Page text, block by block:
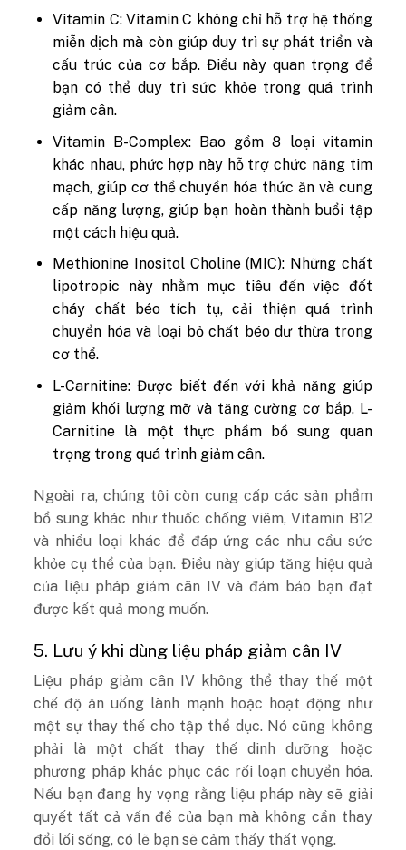
Vitamin C: Vitamin C không chỉ hỗ trợ hệ thống
miễn dịch mà còn giúp duy trì sự phát triển và
cấu trúc của cơ bắp. Điều này quan trọng để
bạn có thể duy trì sức khỏe trong quá trình
giảm cân.
Vitamin B-Complex: Bao gồm 8 loại vitamin
khác nhau, phức hợp này hỗ trợ chức năng tim
mạch, giúp cơ thể chuyển hóa thức ăn và cung
cấp năng lượng, giúp bạn hoàn thành buổi tập
một cách hiệu quả.
Methionine Inositol Choline (MIC): Những chất
lipotropic này nhằm mục tiêu đến việc đốt
cháy chất béo tích tụ, cải thiện quá trình
chuyển hóa và loại bỏ chất béo dư thừa trong
cơ thể.
L-Carnitine: Được biết đến với khả năng giúp
giảm khối lượng mỡ và tăng cường cơ bắp, L-
Carnitine là một thực phẩm bổ sung quan
trọng trong quá trình giảm cân.
Ngoài ra, chúng tôi còn cung cấp các sản phẩm
bổ sung khác như thuốc chống viêm, Vitamin B12
và nhiều loại khác để đáp ứng các nhu cầu sức
khỏe cụ thể của bạn. Điều này giúp tăng hiệu quả
của liệu pháp giảm cân IV và đảm bảo bạn đạt
được kết quả mong muốn.
5. Lưu ý khi dùng liệu pháp giảm cân IV
Liệu pháp giảm cân IV không thể thay thế một
chế độ ăn uống lành mạnh hoặc hoạt động như
một sự thay thế cho tập thể dục. Nó cũng không
phải là một chất thay thế dinh dưỡng hoặc
phương pháp khắc phục các rối loạn chuyển hóa.
Nếu bạn đang hy vọng rằng liệu pháp này sẽ giải
quyết tất cả vấn đề của bạn mà không cần thay
đổi lối sống, có lẽ bạn sẽ cảm thấy thất vọng.